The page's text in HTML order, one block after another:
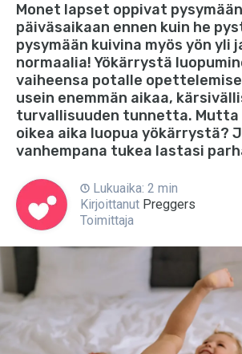
Monet lapset oppivat
päiväsaikaan ennen kuin he
pysymään kuivina myös yön yli
normaalia! Yökärrystä
vaiheensa potalle
usein enemmän aikaa,
turvallisuuden tunnetta. Mutta
oikea aika luopua yökärrystä?
vanhempana tukea lastasi
Lukuaika: 2 min
Kirjoittanut Preggers
Toimittaja